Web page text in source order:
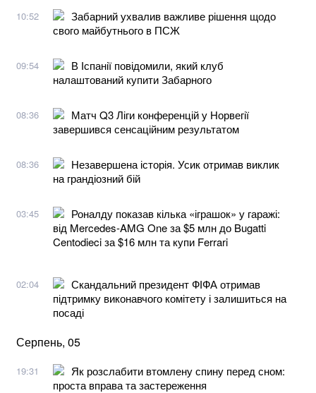
10:52
Забарний ухвалив важливе рішення щодо
свого майбутнього в ПСЖ
09:54
В Іспанії повідомили, який клуб
налаштований купити Забарного
08:36
Матч Q3 Ліги конференцій у Норвегії
завершився сенсаційним результатом
08:36
Незавершена історія. Усик отримав виклик
на грандіозний бій
03:45
Роналду показав кілька «іграшок» у гаражі:
від Mercedes-AMG One за $5 млн до Bugatti
Centodieci за $16 млн та купи Ferrari
02:04
Скандальний президент ФІФА отримав
підтримку виконавчого комітету і залишиться на
посаді
Серпень, 05
19:31
Як розслабити втомлену спину перед сном:
проста вправа та застереження